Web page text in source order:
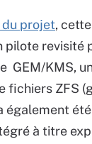
du projet,
revisité
GEM/KMS,
fichiers ZFS
également
à titre